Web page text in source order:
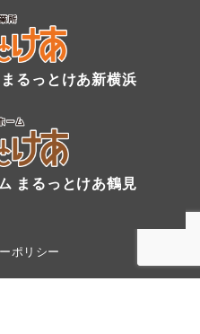
るっとけあ新横浜
まるっとけあ鶴見
ポリシー